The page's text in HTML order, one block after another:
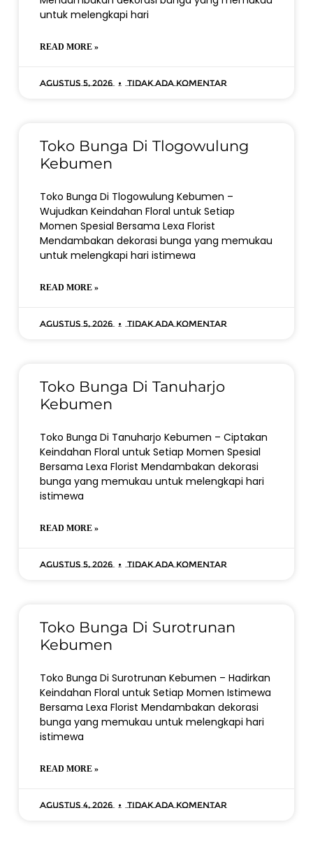
untuk melengkapi hari
READ MORE »
Agustus 5, 2026 Tidak ada komentar
Toko Bunga Di Tlogowulung
Kebumen
Toko Bunga Di Tlogowulung Kebumen –
Wujudkan Keindahan Floral untuk Setiap
Momen Spesial Bersama Lexa Florist
Mendambakan dekorasi bunga yang memukau
untuk melengkapi hari istimewa
READ MORE »
Agustus 5, 2026 Tidak ada komentar
Toko Bunga Di Tanuharjo
Kebumen
Toko Bunga Di Tanuharjo Kebumen – Ciptakan
Keindahan Floral untuk Setiap Momen Spesial
Bersama Lexa Florist Mendambakan dekorasi
bunga yang memukau untuk melengkapi hari
istimewa
READ MORE »
Agustus 5, 2026 Tidak ada komentar
Toko Bunga Di Surotrunan
Kebumen
Toko Bunga Di Surotrunan Kebumen – Hadirkan
Keindahan Floral untuk Setiap Momen Istimewa
Bersama Lexa Florist Mendambakan dekorasi
bunga yang memukau untuk melengkapi hari
istimewa
READ MORE »
Agustus 4, 2026 Tidak ada komentar